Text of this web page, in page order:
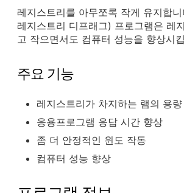
레지스트리를 아무쪼록 작게 유지합
레지스트리 디프래그) 프로그램은 레
고 작으면서도 컴퓨터 성능을 향상시
주요 기능
레지스트리가 차지하는 램의 용
응용프로그램 응답 시간 향상
좀 더 안정적인 윈도 작동
컴퓨터 성능 향상